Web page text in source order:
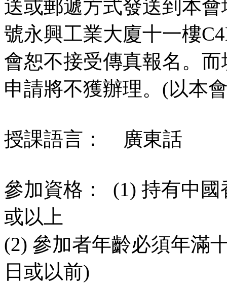
送或郵遞方式發送到本
號永興工業大廈十一樓
會恕不接受傳真報名。
申請將不獲辦理。(以本
授課語言： 廣東話
參加資格： (1) 持有中
或以上
(2) 參加者年齡必須年滿
日或以前)